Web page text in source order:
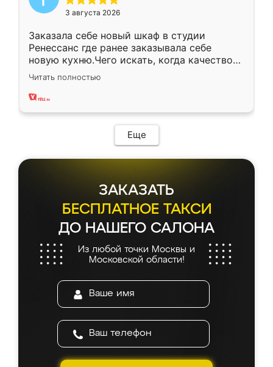
3 августа 2026
Заказала себе новый шкаф в студии
Ренессанс где ранее заказывала себе
новую кухню.Чего искать, когда качеством
вполне довольна. Служит кухня уже почти
два года, нареканий нет.
Читать полностью
Еще
ЗАКАЗАТЬ
БЕСПЛАТНОЕ ТАКСИ
ДО НАШЕГО САЛОНА
Из любой точки Москвы и
Московской области!